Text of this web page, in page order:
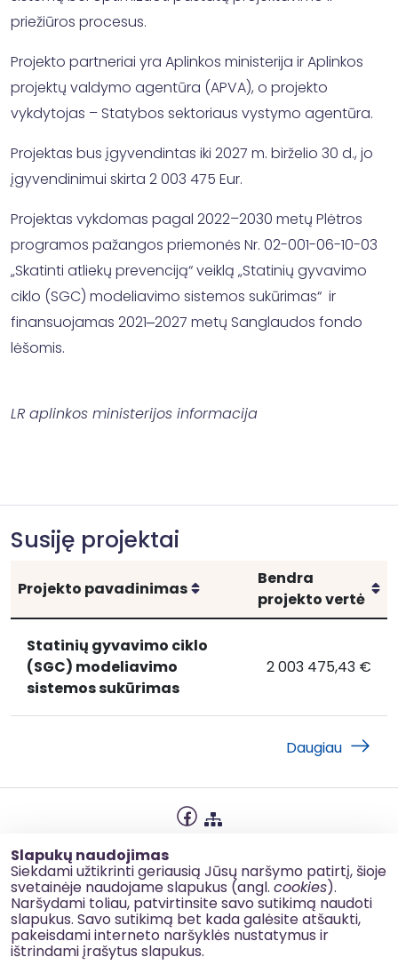
Slapukų naudojimas
Siekdami užtikrinti geriausią Jūsų naršymo patirtį, šioje
svetainėje naudojame slapukus (angl. cookies).
Naršydami toliau, patvirtinsite savo sutikimą naudoti
slapukus. Savo sutikimą bet kada galėsite atšaukti,
pakeisdami interneto naršyklės nustatymus ir
ištrindami įrašytus slapukus.
priežiūros procesus.
Projekto partneriai yra Aplinkos ministerija ir Aplinkos
projektų valdymo agentūra (APVA), o projekto
vykdytojas – Statybos sektoriaus vystymo agentūra.
Projektas bus įgyvendintas iki 2027 m. birželio 30 d., jo
įgyvendinimui skirta 2 003 475 Eur.
Projektas vykdomas pagal 2022–2030 metų Plėtros
programos pažangos priemonės Nr. 02-001-06-10-03
„Skatinti atliekų prevenciją“ veiklą „Statinių gyvavimo
ciklo (SGC) modeliavimo sistemos sukūrimas“ ir
finansuojamas 2021‒2027 metų Sanglaudos fondo
lėšomis.
LR aplinkos ministerijos informacija
Susiję projektai
Projekto pavadinimas Rikiuoti Bendra
projekto vertė
Statinių
gyvavimo
ciklo
sistemos
Statinių gyvavimo ciklo
(SGC) modeliavimo
sistemos sukūrimas
Statinių gyvavimo
2 003 475,43 €
Daugiau
Slapukų naudojimas
Korupcijos prevencija
Kontaktai